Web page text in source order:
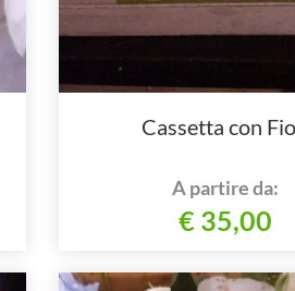
Cassetta con
A partire da:
€ 35,00